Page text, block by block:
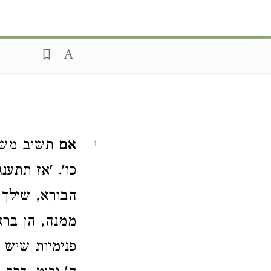
1 אם תשיב
כו'. 'אז
הבורא,
ממנה, הן
פנימיות